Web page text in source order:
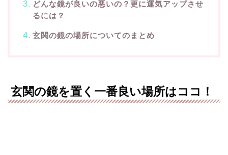
どんな鏡が良いの悪いの？更に運気アップさせ
るには？
玄関の鏡の場所についてのまとめ
玄関の鏡を置く一番良い場所はココ！